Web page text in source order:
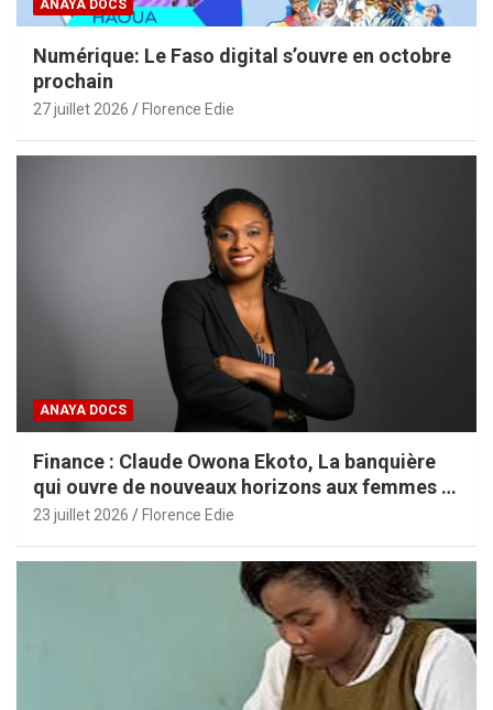
ANAYA DOCS
Numérique: Le Faso digital s’ouvre en octobre
prochain
27 juillet 2026 Florence Edie
ANAYA DOCS
Finance : Claude Owona Ekoto, La banquière
qui ouvre de nouveaux horizons aux femmes et
aux PME africaines
23 juillet 2026 Florence Edie